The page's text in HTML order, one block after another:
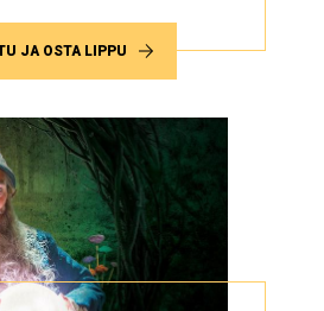
JA OSTA LIPPU